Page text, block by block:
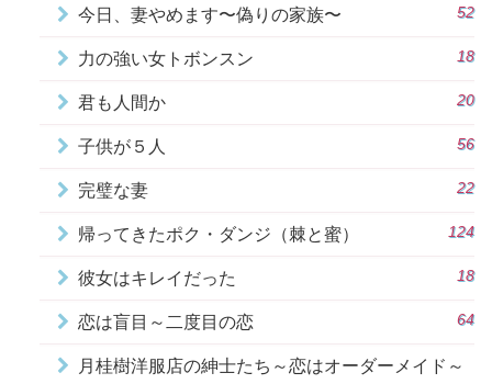
今日、妻やめます〜偽りの家族〜 52
力の強い女トボンスン 18
君も人間か 20
子供が５人 56
完璧な妻 22
帰ってきたポク・ダンジ（棘と蜜） 124
彼女はキレイだった 18
恋は盲目～二度目の恋 64
月桂樹洋服店の紳士たち～恋はオーダーメイド～